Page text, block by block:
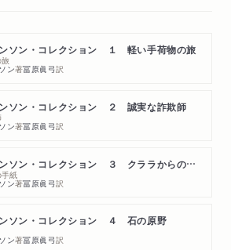
ンソン・コレクション １ 軽い手荷物の旅
ン著冨原眞弓訳
ンソン・コレクション ２ 誠実な詐欺師
ン著冨原眞弓訳
トーベ・ヤンソン・コレクション ３ クララからの手紙
紙
ン著冨原眞弓訳
ンソン・コレクション ４ 石の原野
ン著冨原眞弓訳